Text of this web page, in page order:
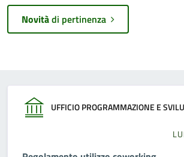
Novitàdi pertinenza
UFFICIO PROGRAMMAZIONE E